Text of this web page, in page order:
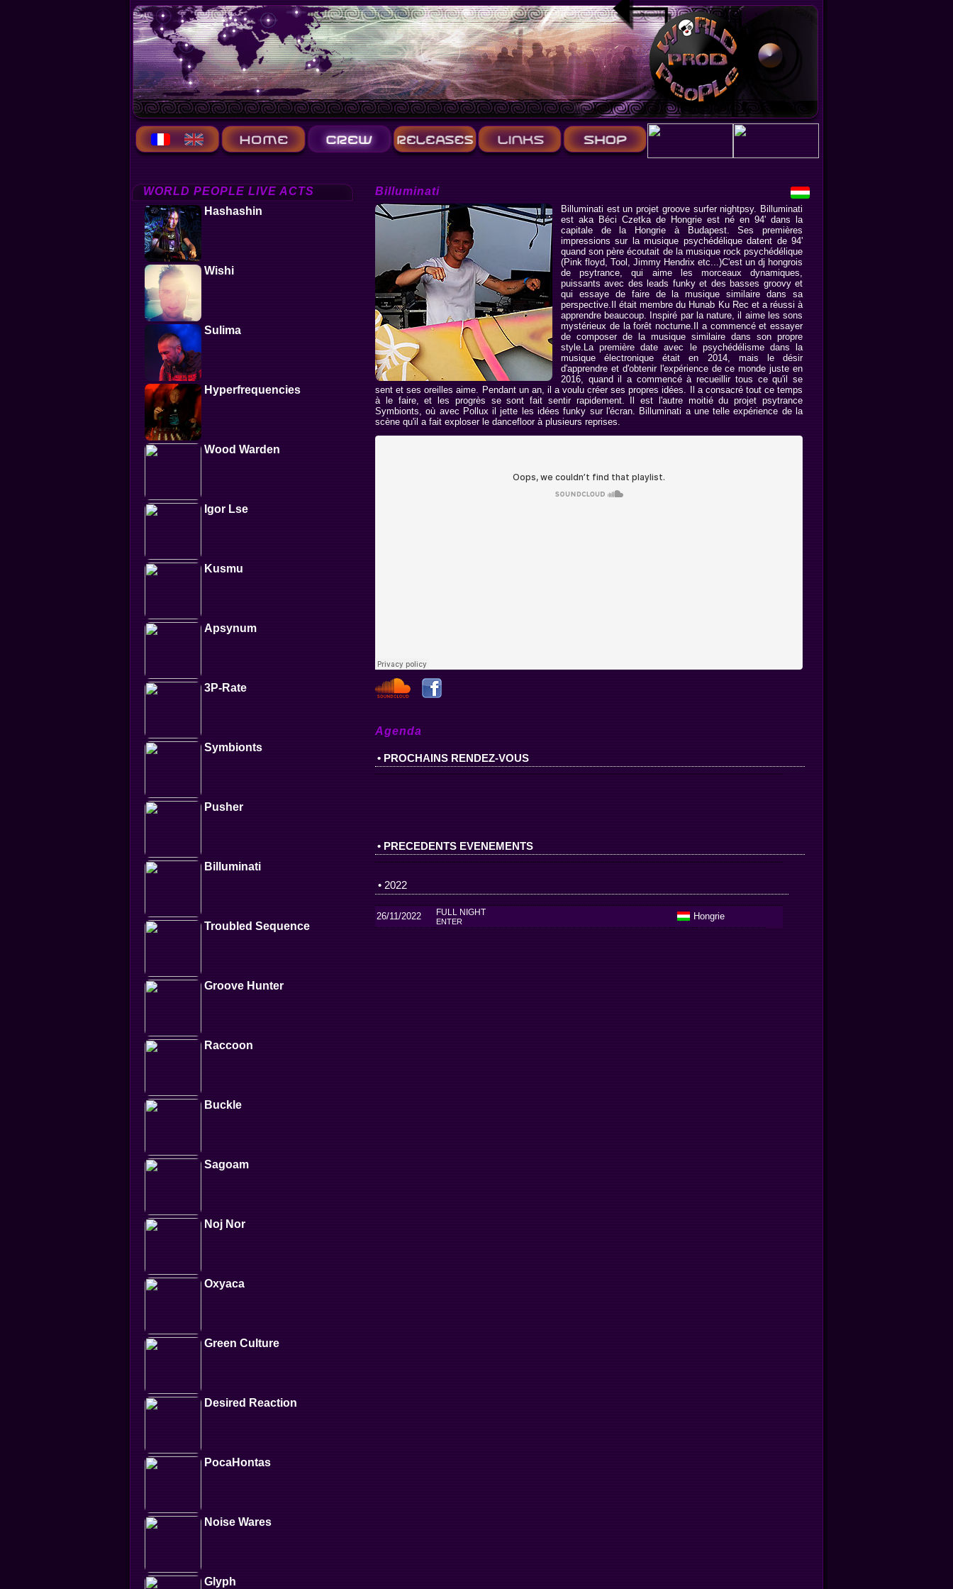
WORLD PEOPLE LIVE ACTS
Hashashin
Wishi
Sulima
Hyperfrequencies
Wood Warden
Igor Lse
Kusmu
Apsynum
3P-Rate
Symbionts
Pusher
Billuminati
Troubled Sequence
Groove Hunter
Raccoon
Buckle
Sagoam
Noj Nor
Oxyaca
Green Culture
Desired Reaction
PocaHontas
Noise Wares
Glyph
Billuminati
Billuminati est un projet groove surfer nightpsy. Billuminati
est aka Béci Czetka de Hongrie est né en 94' dans la
capitale de la Hongrie à Budapest. Ses premières
impressions sur la musique psychédélique datent de 94'
quand son père écoutait de la musique rock psychédélique
(Pink floyd, Tool, Jimmy Hendrix etc...)C'est un dj hongrois
de psytrance, qui aime les morceaux dynamiques,
puissants avec des leads funky et des basses groovy et
qui essaye de faire de la musique similaire dans sa
perspective.Il était membre du Hunab Ku Rec et a réussi à
apprendre beaucoup. Inspiré par la nature, il aime les sons
mystérieux de la forêt nocturne.Il a commencé et essayer
de composer de la musique similaire dans son propre
style.La première date avec le psychédélisme dans la
musique électronique était en 2014, mais le désir
d'apprendre et d'obtenir l'expérience de ce monde juste en
2016, quand il a commencé à recueillir tous ce qu'il se
sent et ses oreilles aime. Pendant un an, il a voulu créer ses propres idées. Il a consacré tout ce temps
à le faire, et les progrès se sont fait sentir rapidement. Il est l'autre moitié du projet psytrance
Symbionts, où avec Pollux il jette les idées funky sur l'écran. Billuminati a une telle expérience de la
scène qu'il a fait exploser le dancefloor à plusieurs reprises.
Agenda
• PROCHAINS RENDEZ-VOUS
• PRECEDENTS EVENEMENTS
• 2022
26/11/2022 FULL NIGHT
ENTER Hongrie